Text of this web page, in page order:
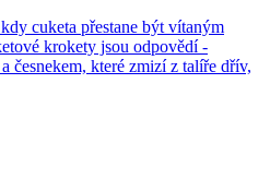
cuketa přestane být vítaným
krokety jsou odpovědí -
česnekem, které zmizí z talíře dřív,